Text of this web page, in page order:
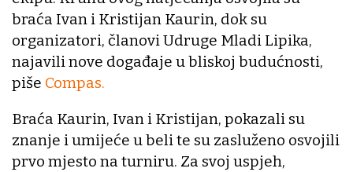
braća Ivan i Kristijan Kaurin, dok su
organizatori, članovi Udruge Mladi Lipika,
najavili nove događaje u bliskoj budućnosti,
piše Compas.
Braća Kaurin, Ivan i Kristijan, pokazali su
znanje i umijeće u beli te su zasluženo osvojili
prvo mjesto na turniru. Za svoj uspjeh,